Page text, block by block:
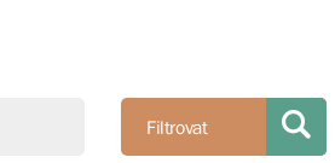
Filtrovat